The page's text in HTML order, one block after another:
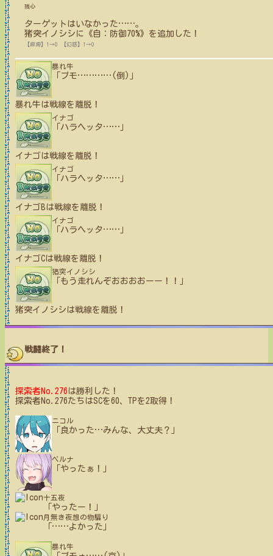
残心
ターゲットはいなかった……。
猪突イノシシ に 《自：防御70%》 を追加した！
【麻痺】1→0 【幻惑】1→0
暴れ牛
「ブモ………… (倒)」
暴れ牛は戦線を離脱！
イナゴ
「ハラヘッタ……
イナゴは戦線を離脱！
イナゴ
「ハラヘッタ……
イナゴBは戦線を離脱！
イナゴ
「ハラヘッタ……
イナゴCは戦線を離脱！
猪突イノシシ
「もう走れんぞおおおおーー！！」
猪突イノシシは戦線を離脱！
戦闘終了！
探索者No.276は勝利した！
探索者No.276たちはSCを60、TPを2取得！
ニコル
「良かった…みんな、大丈夫？」
ベルナ
「やったぁ！」
十五夜
「やったー！」
月無き夜想の物騙り
……よかった」
暴れ牛